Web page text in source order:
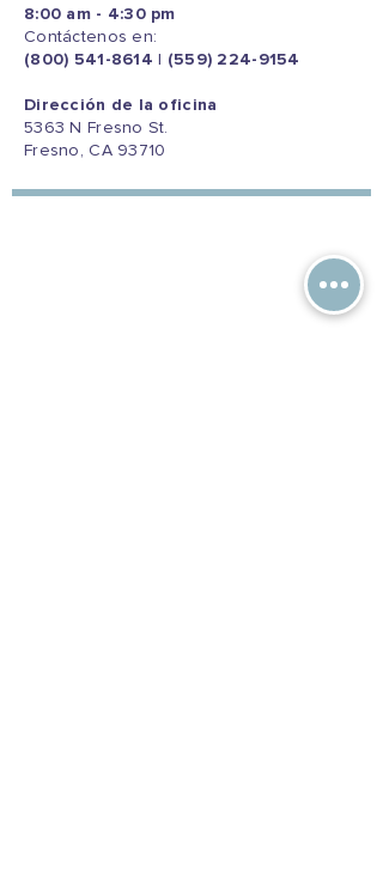
8:00 am - 4:30 pm
Contáctenos en:
(800) 541-8614
(559) 224-9154
Dirección de la oficina
5363 N Fresno St.
Fresno, CA 93710